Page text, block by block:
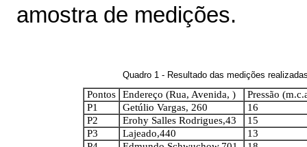
amostra de medições.
Quadro 1 - Resultado das medições
Pontos Endereço (Rua, Avenida, )
Pressão
P1
Getúlio Vargas, 260
16
P2
Erohy Salles Rodrigues,43
15
P3
Lajeado,440
13